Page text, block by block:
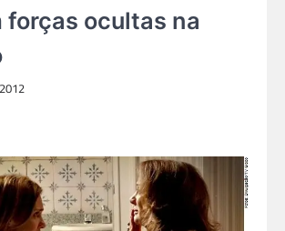
forças ocultas na